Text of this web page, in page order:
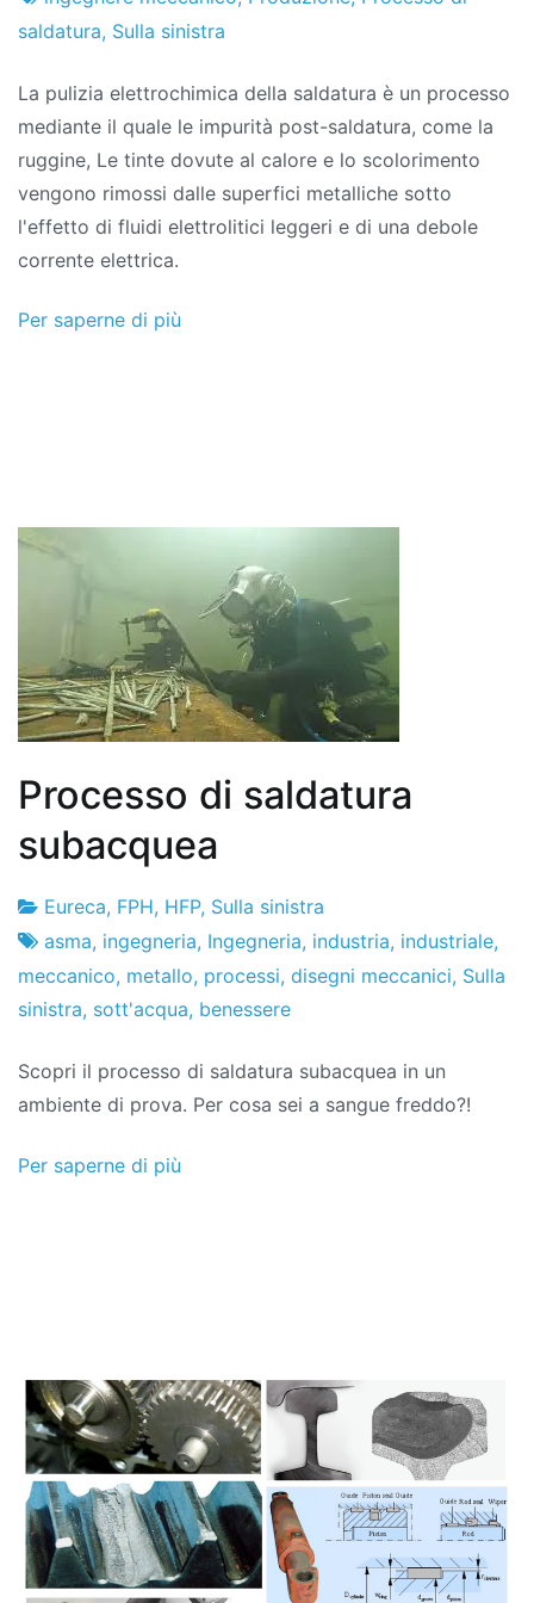
progetti
marzo
2022
saldatura, Sulla sinistra
La pulizia elettrochimica della saldatura è un processo
mediante il quale le impurità post-saldatura, come la
ruggine, Le tinte dovute al calore e lo scolorimento
vengono rimossi dalle superfici metalliche sotto
l'effetto di fluidi elettrolitici leggeri e di una debole
corrente elettrica.
Per saperne di più
Processo di saldatura
subacquea
Fabbrica
di
progetti
13
de
novembre
2021
Eureca, FPH, HFP, Sulla sinistra
asma, ingegneria, Ingegneria, industria, industriale,
meccanico, metallo, processi, disegni meccanici, Sulla
sinistra, sott'acqua, benessere
Scopri il processo di saldatura subacquea in un
ambiente di prova. Per cosa sei a sangue freddo?!
Per saperne di più